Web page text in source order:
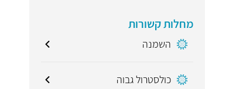
מחלות קשורות
השמנה
כולסטרול גבוה